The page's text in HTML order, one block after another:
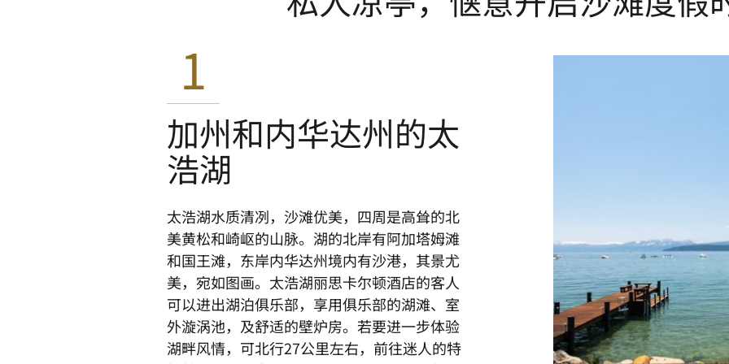
1
加州和内华达州的太
浩湖
太浩湖水质清冽，沙滩优美，四周是高耸的北
美黄松和崎岖的山脉。湖的北岸有阿加塔姆滩
和国王滩，东岸内华达州境内有沙港，其景尤
美，宛如图画。太浩湖丽思卡尔顿酒店的客人
可以进出湖泊俱乐部，享用俱乐部的湖滩、室
外漩涡池，及舒适的壁炉房。若要进一步体验
湖畔风情，可北行27公里左右，前往迷人的特